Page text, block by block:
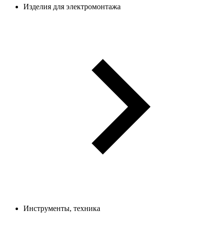
Изделия для электромонтажа
Инструменты, техника